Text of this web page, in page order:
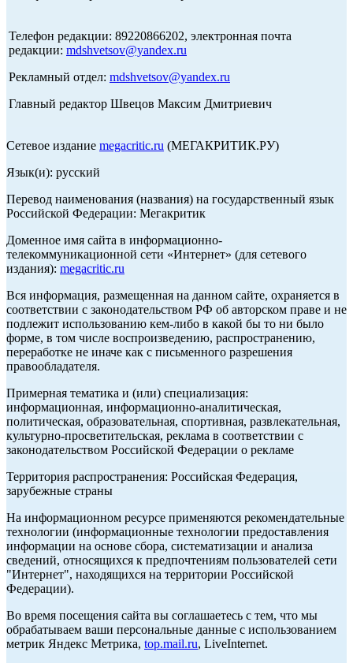
Телефон редакции: 89220866202, электронная почта
редакции: mdshvetsov@yandex.ru
Рекламный отдел: mdshvetsov@yandex.ru
Главный редактор Швецов Максим Дмитриевич
Сетевое издание megacritic.ru (МЕГАКРИТИК.РУ)
Язык(и): русский
Перевод наименования (названия) на государственный язык
Российской Федерации: Мегакритик
Доменное имя сайта в информационно-
телекоммуникационной сети «Интернет» (для сетевого
издания): megacritic.ru
Вся информация, размещенная на данном сайте, охраняется в
соответствии с законодательством РФ об авторском праве и не
подлежит использованию кем-либо в какой бы то ни было
форме, в том числе воспроизведению, распространению,
переработке не иначе как с письменного разрешения
правообладателя.
Примерная тематика и (или) специализация:
информационная, информационно-аналитическая,
политическая, образовательная, спортивная, развлекательная,
культурно-просветительская, реклама в соответствии с
законодательством Российской Федерации о рекламе
Территория распространения: Российская Федерация,
зарубежные страны
На информационном ресурсе применяются рекомендательные
технологии (информационные технологии предоставления
информации на основе сбора, систематизации и анализа
сведений, относящихся к предпочтениям пользователей сети
"Интернет", находящихся на территории Российской
Федерации).
Во время посещения сайта вы соглашаетесь с тем, что мы
обрабатываем ваши персональные данные с использованием
метрик Яндекс Метрика, top.mail.ru, LiveInternet.